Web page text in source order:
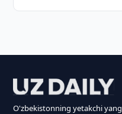
O'zbekistonning yetakchi